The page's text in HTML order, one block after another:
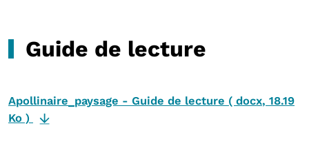
Guide de lecture
Apollinaire_paysage - Guide de lecture ( docx, 18.19
Ko )